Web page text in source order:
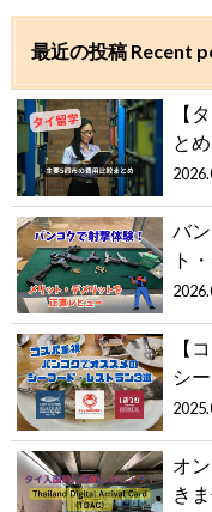
最近の投稿 Recent
【
と
バ
ト
【
シ
オ
き